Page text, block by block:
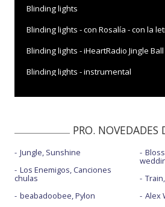
Blinding lights
Blinding lights - con Rosalía - con la
Blinding lights - iHeartRadio Jingle
Blinding lights - instrumental
Blinding lights - MTV VMAs 2020
Blinding lights - Saturday Night Live
Blinding lights - Tik Tok Experience
Faith - Official Live Performance |
PRO. NOVEDADES
Jungle, Sunshine
Los Enemigos, Canciones
chulas
beabadoobee, Pylon
Alex